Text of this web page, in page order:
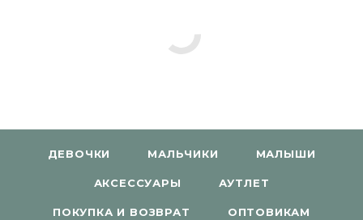
ДЕВОЧКИ МАЛЬЧИКИ МАЛЫШИ
АКСЕССУАРЫ АУТЛЕТ
ПОКУПКА И ВОЗВРАТ ОПТОВИКАМ